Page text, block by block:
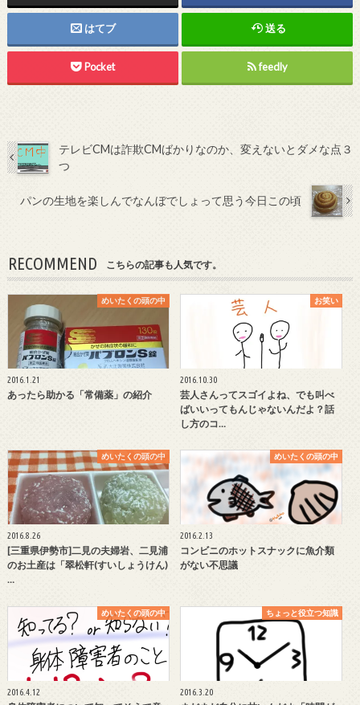
はてブ 送る
Pocket feedly
テレビCMは詐欺CMばかりなのか、変えないとダメな点３
つ
パンの生地を楽しんでなんぼでしょって思う今日この頃
RECOMMEND こちらの記事も人気です。
めいたくの頭の中
2016.1.21
あったら助かる「常備薬」の紹介
お笑い
2016.10.30
芸人さんってスゴイよね、でも叫べ
ばいいってもんじゃないんだよ？話
し方のコ…
めいたくの頭の中
2016.8.26
[三重県伊勢市]二見の夫婦岩、二見浦
のお土産は「翠松軒(すいしょうけん)
…
めいたくの頭の中
2016.2.13
コンビニのホットスナックに魚介類
がない不思議
めいたくの頭の中
2016.4.12
ちょっと役立つ知識
2016.3.20